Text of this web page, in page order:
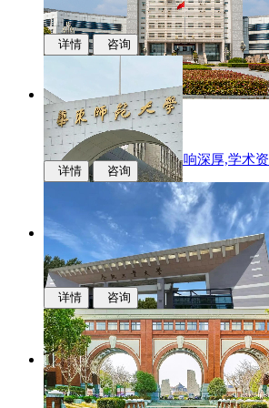
江西财经大学
国际化办学,学科专业影响深厚,学术
详情 咨询
华东师范大学
多样化的升学,中新联合培养的办学
详情 咨询
合肥工业大学
详情 咨询